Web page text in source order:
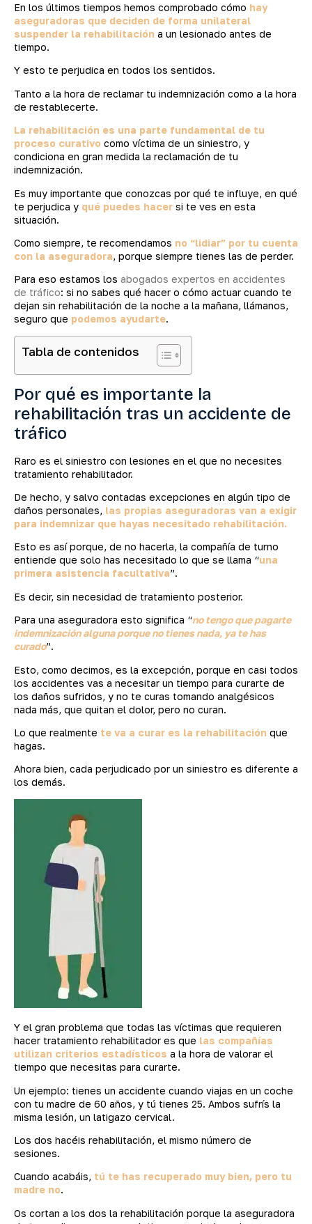
En los últimos tiempos hemos comprobado cómo hay
aseguradoras que deciden de forma unilateral
suspender la rehabilitación a un lesionado antes de
tiempo.
Y esto te perjudica en todos los sentidos.
Tanto a la hora de reclamar tu indemnización como a la hora
de restablecerte.
La rehabilitación es una parte fundamental de tu
proceso curativo como víctima de un siniestro, y
condiciona en gran medida la reclamación de tu
indemnización.
Es muy importante que conozcas por qué te influye, en qué
te perjudica y qué puedes hacer si te ves en esta
situación.
Como siempre, te recomendamos no “lidiar” por tu cuenta
con la aseguradora, porque siempre tienes las de perder.
Para eso estamos los abogados expertos en accidentes
de tráfico: si no sabes qué hacer o cómo actuar cuando te
dejan sin rehabilitación de la noche a la mañana, llámanos,
seguro que podemos ayudarte.
Tabla de contenidos
Por qué es importante la
rehabilitación tras un accidente de
tráfico
Raro es el siniestro con lesiones en el que no necesites
tratamiento rehabilitador.
De hecho, y salvo contadas excepciones en algún tipo de
daños personales, las propias aseguradoras van a exigir
para indemnizar que hayas necesitado rehabilitación.
Esto es así porque, de no hacerla, la compañía de turno
entiende que solo has necesitado lo que se llama “una
primera asistencia facultativa”.
Es decir, sin necesidad de tratamiento posterior.
Para una aseguradora esto significa “no tengo que pagarte
indemnización alguna porque no tienes nada, ya te has
curado”.
Esto, como decimos, es la excepción, porque en casi todos
los accidentes vas a necesitar un tiempo para curarte de
los daños sufridos, y no te curas tomando analgésicos
nada más, que quitan el dolor, pero no curan.
Lo que realmente te va a curar es la rehabilitación que
hagas.
Ahora bien, cada perjudicado por un siniestro es diferente a
los demás.
Y el gran problema que todas las víctimas que requieren
hacer tratamiento rehabilitador es que las compañías
utilizan criterios estadísticos a la hora de valorar el
tiempo que necesitas para curarte.
Un ejemplo: tienes un accidente cuando viajas en un coche
con tu madre de 60 años, y tú tienes 25. Ambos sufrís la
misma lesión, un latigazo cervical.
Los dos hacéis rehabilitación, el mismo número de
sesiones.
Cuando acabáis, tú te has recuperado muy bien, pero tu
madre no.
Os cortan a los dos la rehabilitación porque la aseguradora